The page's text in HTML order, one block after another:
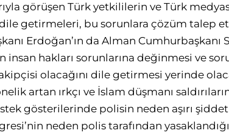
görüşen Türk yetkililerin ve Türk
dile getirmeleri, bu sorunlara çözüm talep
Erdoğan’ın da Alman
insan hakları sorunlarına değinmesi ve
olacağını dile getirmesi yerinde
artan ırkçı ve İslam düşmanı
gösterilerinde polisin neden aşırı
neden polis tarafından